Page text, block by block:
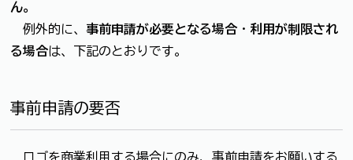
ん。
例外的に、 事前申請が必要となる場合 ・ 利用が制限され
る場合は、下記のとおりです。
事前申請の要否
ロゴを商業利用する場合にのみ、事前申請をお願いする